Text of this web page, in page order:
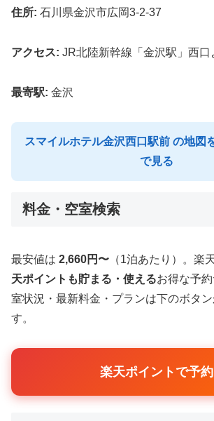
住所: 石川県金沢市広岡3-2-37
アクセス: JR北陸新幹線「金沢駅」西口
最寄駅: 金沢
スマイルホテル金沢西口駅前 の地図
で見る
料金・空室検索
最安値は 2,660円〜 （1泊あたり）。楽
天ポイントも貯まる・使えるお得な予
室状況・最新料金・プランは下のボタ
す。
楽天ポイントで予約